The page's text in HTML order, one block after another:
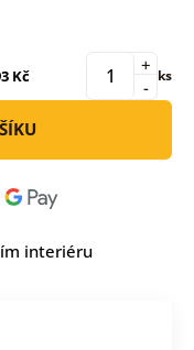
Kč -
+ ks
interiéru